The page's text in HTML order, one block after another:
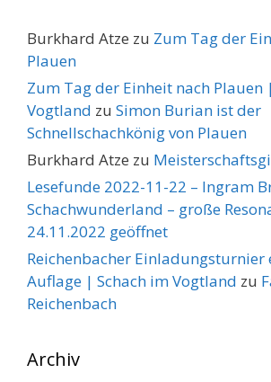
Burkhard Atze zu Zum Tag der
Plauen
Zum Tag der Einheit nach Plauen
Vogtland zu Simon Burian ist der
Schnellschachkönig von Plauen
Burkhard Atze zu
Lesefunde 2022-11-22 – Ingram
Schachwunderland – große
24.11.2022 geöffnet
Reichenbacher Einladungsturnier
Auflage | Schach im Vogtland zu
Reichenbach
Archiv